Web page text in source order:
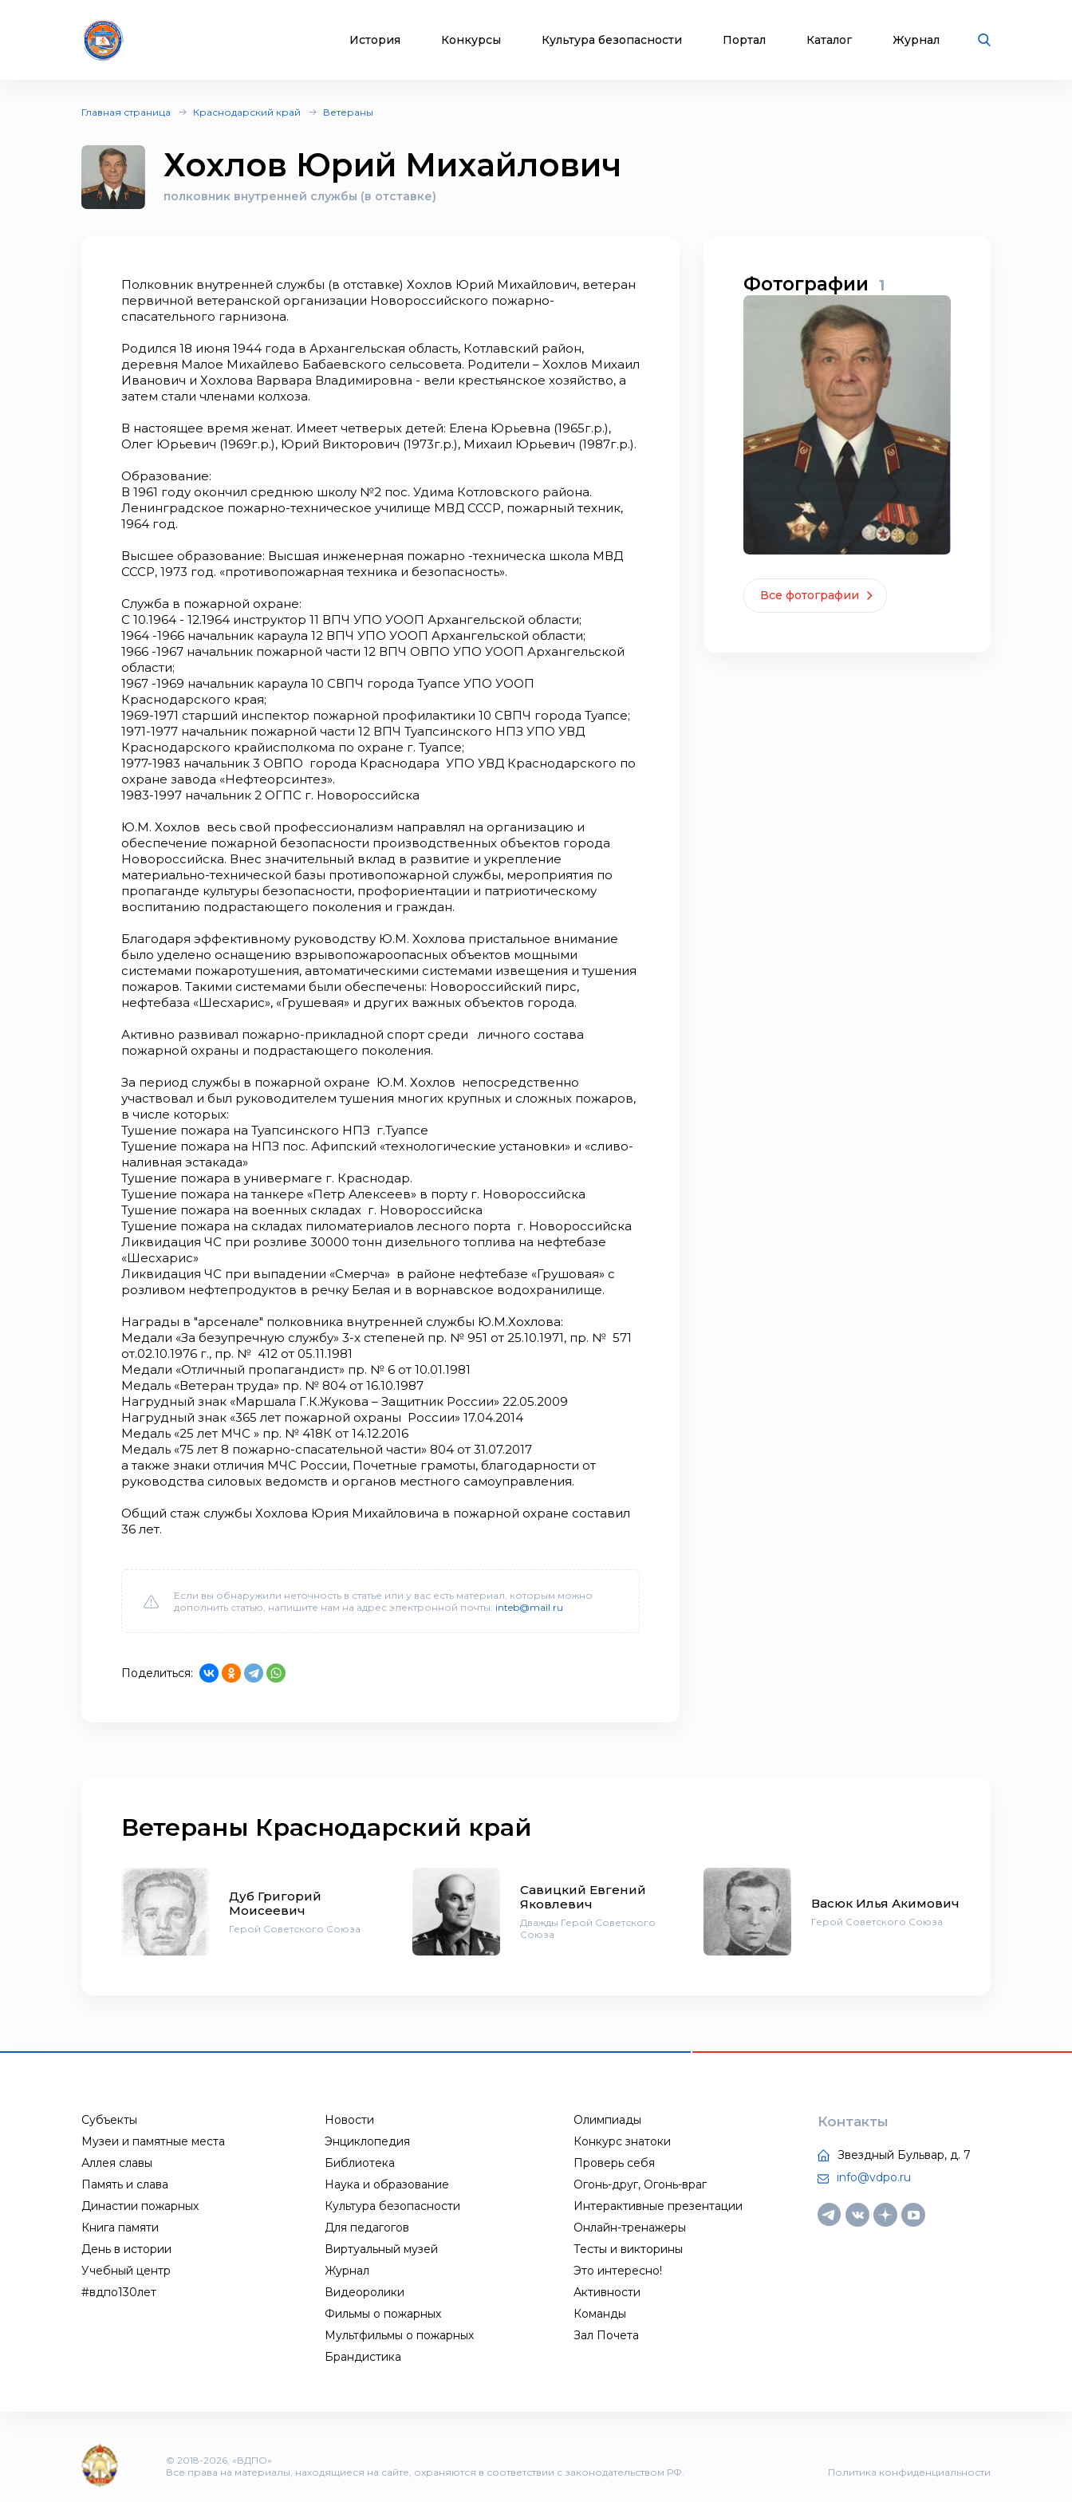
История Конкурсы Культура безопасности Портал Каталог Журнал
Главная страница Краснодарский край Ветераны
Хохлов Юрий Михайлович
полковник внутренней службы (в отставке)
Полковник внутренней службы (в отставке) Хохлов Юрий Михайлович, ветеран
первичной ветеранской организации Новороссийского пожарно-
спасательного гарнизона.
Родился 18 июня 1944 года в Архангельская область, Котлавский район,
деревня Малое Михайлево Бабаевского сельсовета. Родители – Хохлов Михаил
Иванович и Хохлова Варвара Владимировна - вели крестьянское хозяйство, а
затем стали членами колхоза.
В настоящее время женат. Имеет четверых детей: Елена Юрьевна (1965г.р.),
Олег Юрьевич (1969г.р.), Юрий Викторович (1973г.р.), Михаил Юрьевич (1987г.р.).
Образование:
В 1961 году окончил среднюю школу №2 пос. Удима Котловского района.
Ленинградское пожарно-техническое училище МВД СССР, пожарный техник,
1964 год.
Высшее образование: Высшая инженерная пожарно -техническа школа МВД
СССР, 1973 год. «противопожарная техника и безопасность».
Служба в пожарной охране:
С 10.1964 - 12.1964 инструктор 11 ВПЧ УПО УООП Архангельской области;
1964 -1966 начальник караула 12 ВПЧ УПО УООП Архангельской области;
1966 -1967 начальник пожарной части 12 ВПЧ ОВПО УПО УООП Архангельской
области;
1967 -1969 начальник караула 10 СВПЧ города Туапсе УПО УООП
Краснодарского края;
1969-1971 старший инспектор пожарной профилактики 10 СВПЧ города Туапсе;
1971-1977 начальник пожарной части 12 ВПЧ Туапсинского НПЗ УПО УВД
Краснодарского крайисполкома по охране г. Туапсе;
1977-1983 начальник 3 ОВПО города Краснодара УПО УВД Краснодарского по
охране завода «Нефтеорсинтез».
1983-1997 начальник 2 ОГПС г. Новороссийска
Ю.М. Хохлов весь свой профессионализм направлял на организацию и
обеспечение пожарной безопасности производственных объектов города
Новороссийска. Внес значительный вклад в развитие и укрепление
материально-технической базы противопожарной службы, мероприятия по
пропаганде культуры безопасности, профориентации и патриотическому
воспитанию подрастающего поколения и граждан.
Благодаря эффективному руководству Ю.М. Хохлова пристальное внимание
было уделено оснащению взрывопожароопасных объектов мощными
системами пожаротушения, автоматическими системами извещения и тушения
пожаров. Такими системами были обеспечены: Новороссийский пирс,
нефтебаза «Шесхарис», «Грушевая» и других важных объектов города.
Активно развивал пожарно-прикладной спорт среди личного состава
пожарной охраны и подрастающего поколения.
За период службы в пожарной охране Ю.М. Хохлов непосредственно
участвовал и был руководителем тушения многих крупных и сложных пожаров,
в числе которых:
Тушение пожара на Туапсинского НПЗ г.Туапсе
Тушение пожара на НПЗ пос. Афипский «технологические установки» и «сливо-
наливная эстакада»
Тушение пожара в универмаге г. Краснодар.
Тушение пожара на танкере «Петр Алексеев» в порту г. Новороссийска
Тушение пожара на военных складах г. Новороссийска
Тушение пожара на складах пиломатериалов лесного порта г. Новороссийска
Ликвидация ЧС при розливе 30000 тонн дизельного топлива на нефтебазе
«Шесхарис»
Ликвидация ЧС при выпадении «Смерча» в районе нефтебазе «Грушовая» с
розливом нефтепродуктов в речку Белая и в ворнавское водохранилище.
Награды в "арсенале" полковника внутренней службы Ю.М.Хохлова:
Медали «За безупречную службу» 3-х степеней пр. № 951 от 25.10.1971, пр. № 571
от.02.10.1976 г., пр. № 412 от 05.11.1981
Медали «Отличный пропагандист» пр. № 6 от 10.01.1981
Медаль «Ветеран труда» пр. № 804 от 16.10.1987
Нагрудный знак «Маршала Г.К.Жукова – Защитник России» 22.05.2009
Нагрудный знак «365 лет пожарной охраны России» 17.04.2014
Медаль «25 лет МЧС » пр. № 418К от 14.12.2016
Медаль «75 лет 8 пожарно-спасательной части» 804 от 31.07.2017
а также знаки отличия МЧС России, Почетные грамоты, благодарности от
руководства силовых ведомств и органов местного самоуправления.
Общий стаж службы Хохлова Юрия Михайловича в пожарной охране составил
36 лет.
Если вы обнаружили неточность в статье или у вас есть материал, которым можно
дополнить статью, напишите нам на адрес электронной почты: inteb@mail.ru
Поделиться:
Фотографии 1
Все фотографии
Ветераны Краснодарский край
Дуб Григорий
Моисеевич
Герой Советского Союза
Савицкий Евгений
Яковлевич
Дважды Герой Советского
Союза
Васюк Илья Акимович
Герой Советского Союза
Субъекты
Музеи и памятные места
Аллея славы
Память и слава
Династии пожарных
Книга памяти
День в истории
Учебный центр
#вдпо130лет
Новости
Энциклопедия
Библиотека
Наука и образование
Культура безопасности
Для педагогов
Виртуальный музей
Журнал
Видеоролики
Фильмы о пожарных
Мультфильмы о пожарных
Брандистика
Олимпиады
Конкурс знатоки
Проверь себя
Огонь-друг, Огонь-враг
Интерактивные презентации
Онлайн-тренажеры
Тесты и викторины
Это интересно!
Активности
Команды
Зал Почета
Контакты
Звездный Бульвар, д. 7
info@vdpo.ru
© 2018-2026, «ВДПО»
Все права на материалы, находящиеся на сайте, охраняются в соответствии с законодательством РФ.
Политика конфиденциальности